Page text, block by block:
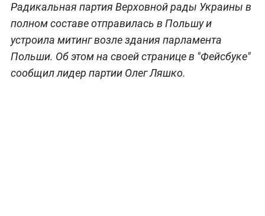
Радикальная партия Верховной рады Украины в
полном составе отправилась в Польшу и
устроила митинг возле здания парламента
Польши. Об этом на своей странице в "Фейсбуке"
сообщил лидер партии Олег Ляшко.